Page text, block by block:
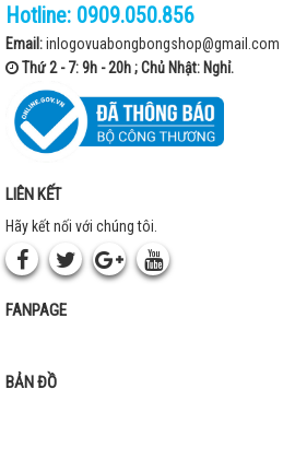
Hotline: 0909.050.856
Email:inlogovuabongbongshop@gmail.com
Thứ 2 - 7: 9h - 20h ; Chủ Nhật: Nghỉ.
LIÊN KẾT
Hãy kết nối với chúng tôi.
FANPAGE
BẢN ĐỒ